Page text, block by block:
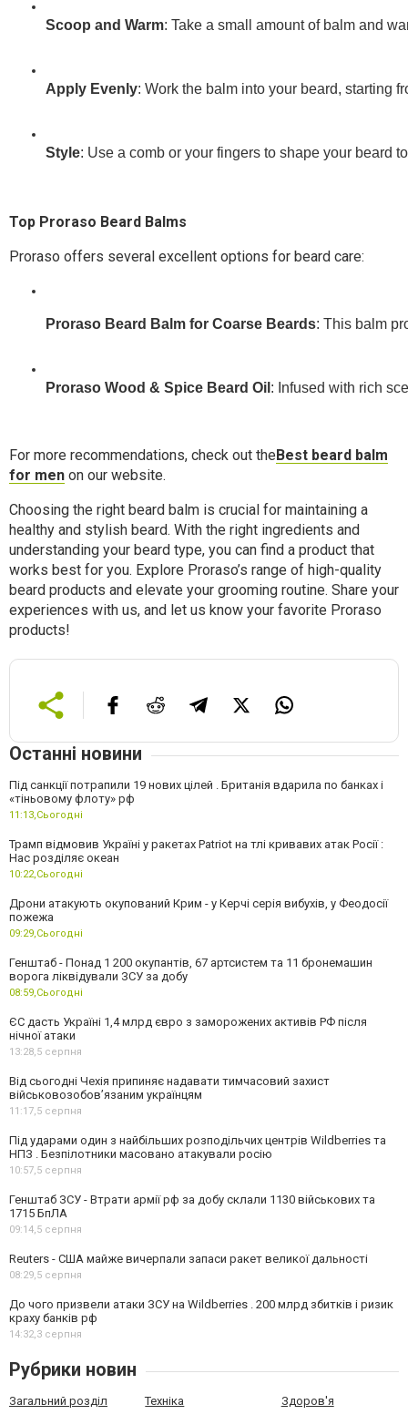
Scoop and Warm: Take a small amount of balm and
Apply Evenly: Work the balm into your beard, starting
Style: Use a comb or your fingers to shape your beard
Top Proraso Beard Balms
Proraso offers several excellent options for beard care:
Proraso Beard Balm for Coarse Beards: This balm
Proraso Wood & Spice Beard Oil : Infused with rich
For more recommendations, check out the Best beard balm
for men on our website.
Choosing the right beard balm is crucial for maintaining a
healthy and stylish beard. With the right ingredients and
understanding your beard type, you can find a product that
works best for you. Explore Proraso’s range of high-quality
beard products and elevate your grooming routine. Share your
experiences with us, and let us know your favorite Proraso
products!
Останні новини
Під санкції потрапили 19 нових цілей . Британія вдарила по банках і
«тіньовому флоту» рф
11:13,Сьогодні
Трамп відмовив Україні у ракетах Patriot на тлі кривавих атак Росії :
Нас розділяє океан
10:22,Сьогодні
Дрони атакують окупований Крим - у Керчі серія вибухів, у Феодосії
пожежа
09:29,Сьогодні
Генштаб - Понад 1 200 окупантів, 67 артсистем та 11 бронемашин
ворога ліквідували ЗСУ за добу
08:59,Сьогодні
ЄС дасть Україні 1,4 млрд євро з заморожених активів РФ після
нічної атаки
13:28,5 серпня
Від сьогодні Чехія припиняє надавати тимчасовий захист
військовозобов’язаним українцям
11:17,5 серпня
Під ударами один з найбільших розподільчих центрів Wildberries та
НПЗ . Безпілотники масовано атакували росію
10:57,5 серпня
Генштаб ЗСУ - Втрати армії рф за добу склали 1130 військових та
1715 БпЛА
09:14,5 серпня
Reuters - США майже вичерпали запаси ракет великої дальності
08:29,5 серпня
До чого призвели атаки ЗСУ на Wildberries . 200 млрд збитків і ризик
краху банків рф
14:32,3 серпня
Рубрики новин
Загальний розділ Техніка Здоров'я